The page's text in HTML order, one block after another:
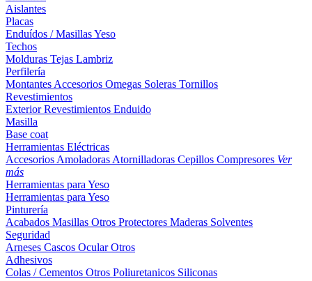
Aislantes
Placas
Enduídos / MasillasYeso
Techos
Molduras Tejas Lambriz
Perfilería
Montantes Accesorios Omegas Soleras Tornillos
Revestimientos
ExteriorRevestimientos Enduido
Masilla
Base coat
Herramientas Eléctricas
Accesorios Amoladoras Atornilladoras Cepillos Compresores Ver
más
Herramientas para Yeso
Herramientas para Yeso
Pinturería
Acabados Masillas Otros Protectores Maderas Solventes
Seguridad
Arneses Cascos OcularOtros
Adhesivos
Colas / Cementos Otros Poliuretanicos Siliconas